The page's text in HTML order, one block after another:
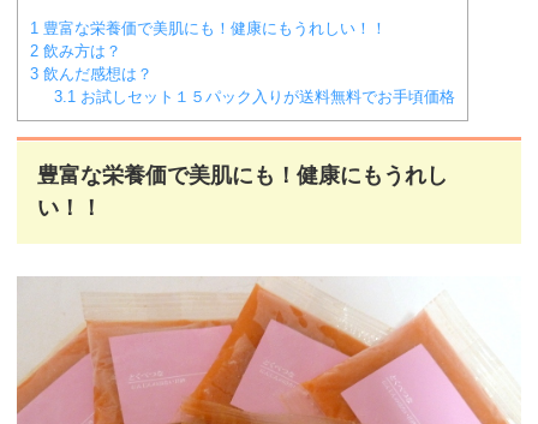
1 豊富な栄養価で美肌にも！健康にもうれしい！！
2 飲み方は？
3 飲んだ感想は？
3.1 お試しセット１５パック入りが送料無料でお手頃価格
豊富な栄養価で美肌にも！健康にもうれし
い！！